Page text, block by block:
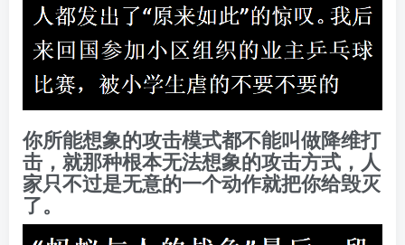
你所能想象的攻击模式都不能叫做降维打
击，就那种根本无法想象的攻击方式，人
家只不过是无意的一个动作就把你给毁灭
了。